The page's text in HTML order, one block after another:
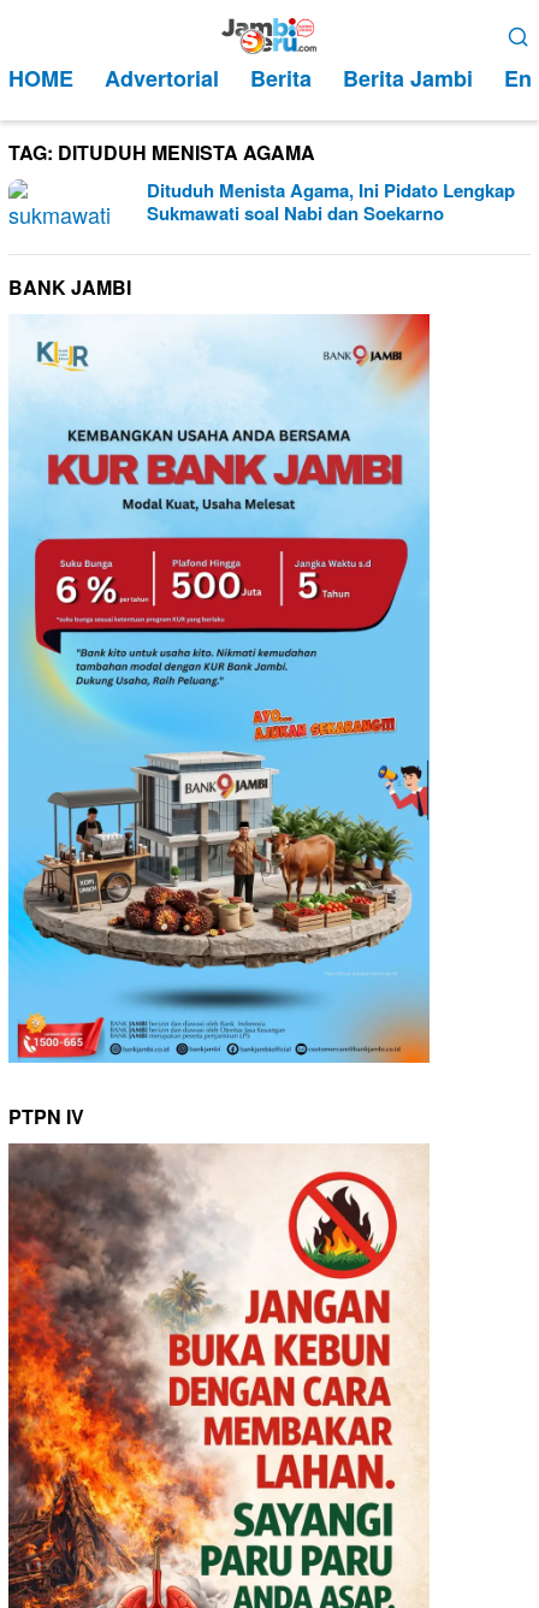
kontenMobile
HOME Advertorial Berita Berita Jambi
TAG: DITUDUH MENISTA AGAMA
Dituduh Menista Agama, Ini Pidato Lengkap
Sukmawati soal Nabi dan Soekarno
BANK JAMBI
PTPN IV